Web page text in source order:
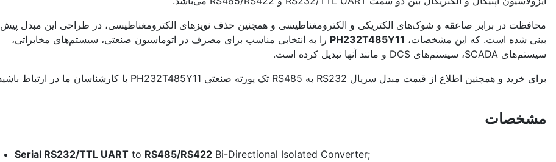
محافظت در برابر صاعقه و شوک‌های الکتریکی و الکترومغناطیسی و همچنین حذف نویزهای الکترومغناطیسی، در طراحی این مبدل پیش
بینی شده است. که این مشخصات، PH232T485Y11 را به انتخابی مناسب برای مصرف در اتوماسیون صنعتی، سیستم‌های مخابراتی،
سیستم‌های SCADA، سیستم‌های DCS و مانند آنها تبدیل کرده است.
برای خرید و همچنین اطلاع از قیمت مبدل سریال RS232 به RS485 تک پورته صنعتی PH232T485Y11 با کارشناسان ما در ارتباط باشید.
مشخصات
Serial RS232/TTL UART to RS485/RS422 Bi-Directional Isolated Converter;